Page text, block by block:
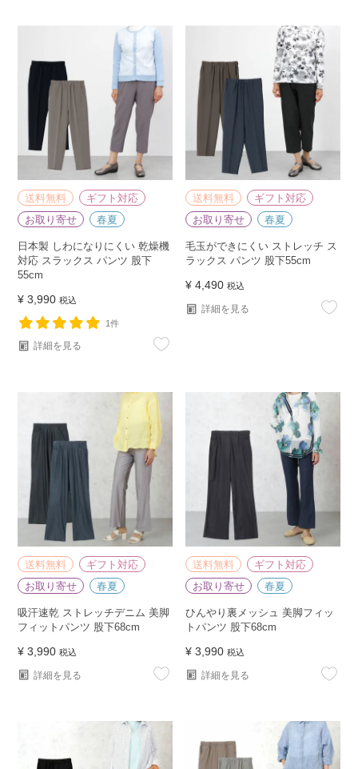
送料無料
ギフト対応
お取り寄せ
春夏
日本製 しわになりにくい 乾燥機
対応 スラックス パンツ 股下
55cm
¥ 3,990 税込
1件
詳細を見る
送料無料
ギフト対応
お取り寄せ
春夏
毛玉ができにくい ストレッチ ス
ラックス パンツ 股下55cm
¥ 4,490 税込
詳細を見る
送料無料
ギフト対応
お取り寄せ
春夏
吸汗速乾 ストレッチデニム 美脚
フィットパンツ 股下68cm
¥ 3,990 税込
詳細を見る
送料無料
ギフト対応
お取り寄せ
春夏
ひんやり裏メッシュ 美脚フィッ
トパンツ 股下68cm
¥ 3,990 税込
詳細を見る